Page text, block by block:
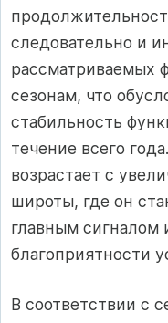
следовательно и
рассматриваемых
сезонам, что
стабильность
течение всего
возрастает с
широты, где он
главным сигналом
благоприятности
В соответствии с